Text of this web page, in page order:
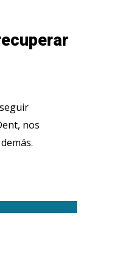
nos